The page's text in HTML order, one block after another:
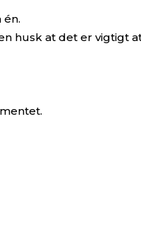
husk at det er vigtigt